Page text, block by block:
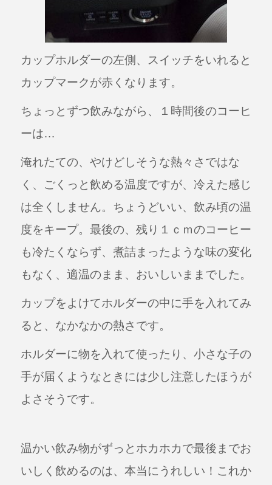
カップホルダーの左側、スイッチをいれると
カップマークが赤くなります。
ちょっとずつ飲みながら、１時間後のコーヒ
ーは…
淹れたての、やけどしそうな熱々さではな
く、ごくっと飲める温度ですが、冷えた感じ
は全くしません。ちょうどいい、飲み頃の温
度をキープ。最後の、残り１ｃｍのコーヒー
も冷たくならず、煮詰まったような味の変化
もなく、適温のまま、おいしいままでした。
カップをよけてホルダーの中に手を入れてみ
ると、なかなかの熱さです。
ホルダーに物を入れて使ったり、小さな子の
手が届くようなときには少し注意したほうが
よさそうです。
温かい飲み物がずっとホカホカで最後までお
いしく飲めるのは、本当にうれしい！ これか